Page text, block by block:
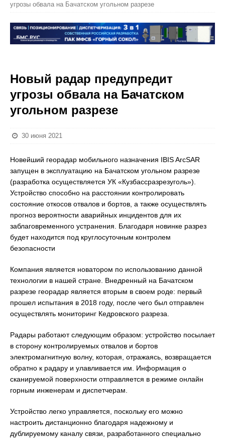
угрозы обвала на Бачатском угольном разрезе
Новый радар предупредит
угрозы обвала на Бачатском
угольном разрезе
30 июня 2021
Новейший георадар мобильного назначения IBIS ArcSAR
запущен в эксплуатацию на Бачатском угольном разрезе
(разработка осуществляется УК «Кузбассразрезуголь»).
Устройство способно на расстоянии контролировать
состояние откосов отвалов и бортов, а также осуществлять
прогноз вероятности аварийных инцидентов для их
заблаговременного устранения. Благодаря новинке разрез
будет находится под круглосуточным контролем
безопасности
Компания является новатором по использованию данной
технологии в нашей стране. Внедренный на Бачатском
разрезе георадар является вторым в своем роде: первый
прошел испытания в 2018 году, после чего был отправлен
осуществлять мониторинг Кедровского разреза.
Радары работают следующим образом: устройство посылает
в сторону контролируемых отвалов и бортов
электромагнитную волну, которая, отражаясь, возвращается
обратно к радару и улавливается им. Информация о
сканируемой поверхности отправляется в режиме онлайн
горным инженерам и диспетчерам.
Устройство легко управляется, поскольку его можно
настроить дистанционно благодаря надежному и
дублируемому каналу связи, разработанного специально